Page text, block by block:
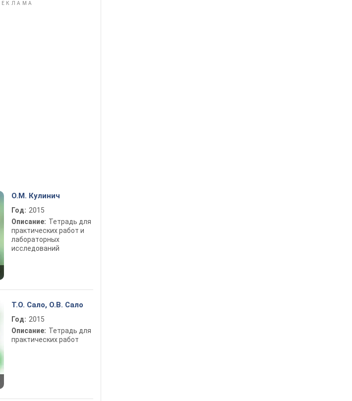
О.М. Кулинич
Год: 2015
Описание: Тетрадь для
практических работ и
лабораторных
исследований
Т.О. Сало, О.В. Сало
Год: 2015
Описание: Тетрадь для
практических работ